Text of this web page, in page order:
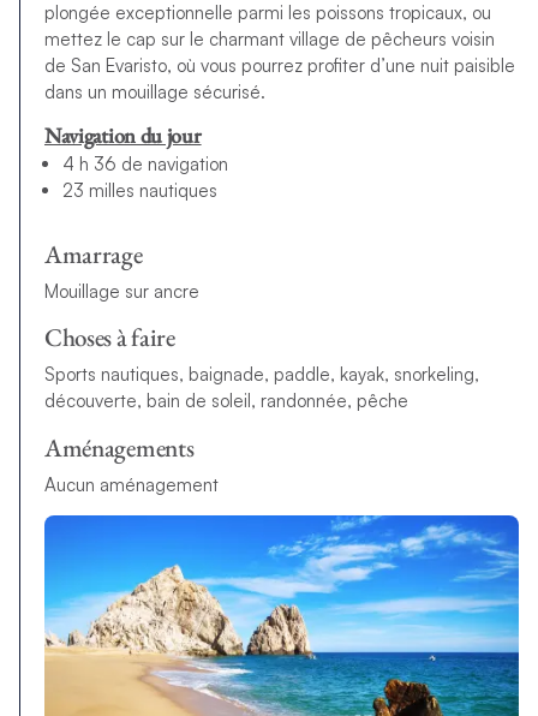
plongée exceptionnelle parmi les poissons tropicaux, ou
mettez le cap sur le charmant village de pêcheurs voisin
de San Evaristo, où vous pourrez profiter d’une nuit paisible
dans un mouillage sécurisé.
Navigation du jour
4 h 36 de navigation
23 milles nautiques
Amarrage
Mouillage sur ancre
Choses à faire
Sports nautiques, baignade, paddle, kayak, snorkeling,
découverte, bain de soleil, randonnée, pêche
Aménagements
Aucun aménagement